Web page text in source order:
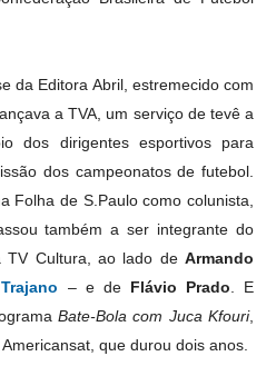
da Editora Abril, estremecido com
a TVA, um serviço de tevê a
dos dirigentes esportivos para
dos campeonatos de futebol.
Folha de S.Paulo como colunista,
também a ser integrante do
TV Cultura, ao lado deArmando
– e de Flávio Prado . E
Bate-Bola com Juca Kfouri,
que durou dois anos.